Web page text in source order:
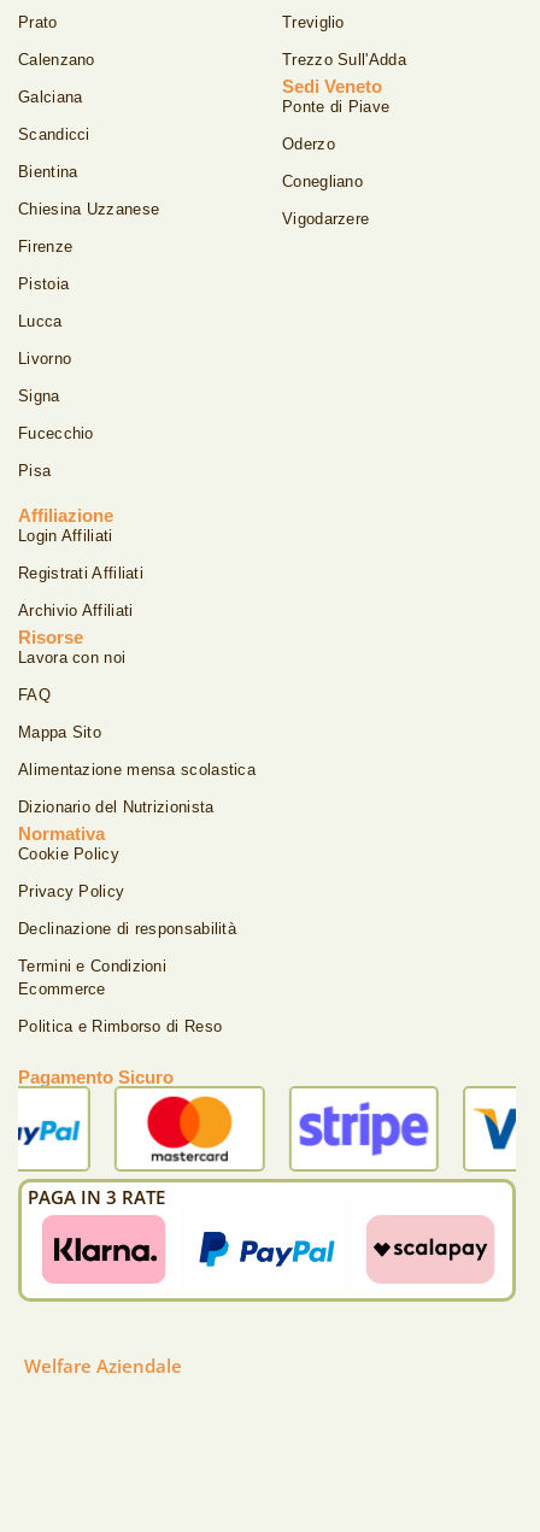
Prato
Calenzano
Galciana
Scandicci
Bientina
Chiesina Uzzanese
Firenze
Pistoia
Lucca
Livorno
Signa
Fucecchio
Pisa
Treviglio
Trezzo Sull'Adda
Sedi Veneto
Ponte di Piave
Oderzo
Conegliano
Vigodarzere
Affiliazione
Login Affiliati
Registrati Affiliati
Archivio Affiliati
Risorse
Lavora con noi
FAQ
Mappa Sito
Alimentazione mensa scolastica
Dizionario del Nutrizionista
Normativa
Cookie Policy
Privacy Policy
Declinazione di responsabilità
Termini e Condizioni
Ecommerce
Politica e Rimborso di Reso
Pagamento Sicuro
PAGA IN 3 RATE
Welfare Aziendale